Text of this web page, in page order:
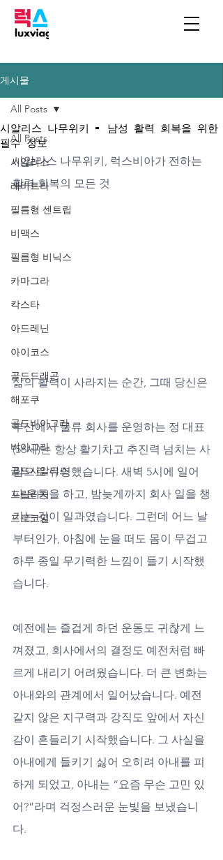
게시물
All Posts
시알리스
레비트라
필름형 센트립
비맥스
필름형 비닉스
카마그라
칵스타
아드레닌
아이코스
골드드래곤
해포쿠
골드비아그라
비아그라
골드시알리스
프릴리지
프로코밀
All Posts
시알리스 나무위키 - 남성 활력 회복을 위한
필수 정보
시알리스 나무위키, 럭스비아가 전하는
활력 회복의 모든 것
삶의 활력이 사라지는 순간, 그때 당신은
부산에서 물류 회사를 운영하는 정 대표
(56세)는 항상 활기차고 추진력 넘치는 사
람으로 유명했습니다. 새벽 5시에 일어
나 운동을 하고, 밤늦게까지 회사 일을 챙
기는 것이 일과였습니다. 그런데 어느 날
부터인가, 아침에 눈을 떠도 몸이 무겁고
하루 종일 무기력한 느낌이 들기 시작했
습니다.
예전에는 즐겁게 하던 운동도 귀찮게 느
껴졌고, 회사에서의 결정도 예전처럼 빠
르게 내리기 어려웠습니다. 더 큰 변화는
아내와의 관계에서 일어났습니다. 예전
같지 않은 지구력과 강직도 앞에서 자신
감이 흔들리기 시작했습니다. 그 사실을
아내에게 들키기 싫어 오히려 아내를 피
하게 되었고, 아내는 “요즘 무슨 고민 있
어?”라며 걱정스러운 눈빛을 보냈습니
다.